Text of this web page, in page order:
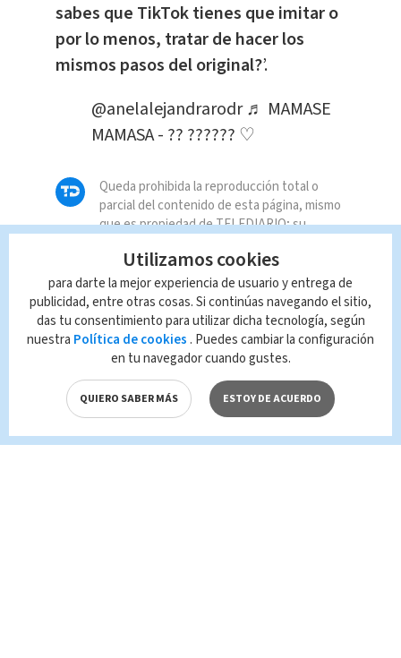
sabes que TikTok tienes que imitar o
por lo menos, tratar de hacer los
mismos pasos del original?’.
@anelalejandrarodr ♬ MAMASE
MAMASA - ?? ?????? ♡︎
Queda prohibida la reproducción total o
parcial del contenido de esta página, mismo
que es propiedad de TELEDIARIO; su
infracción y un delito de conformidad con las
leyes aplicables.
Utilizamos cookies
para darte la mejor experiencia de usuario y entrega de
publicidad, entre otras cosas. Si continúas navegando el sitio,
das tu consentimiento para utilizar dicha tecnología, según
nuestra Política de cookies . Puedes cambiar la configuración
en tu navegador cuando gustes.
QUIERO SABER MÁS ESTOY DE ACUERDO